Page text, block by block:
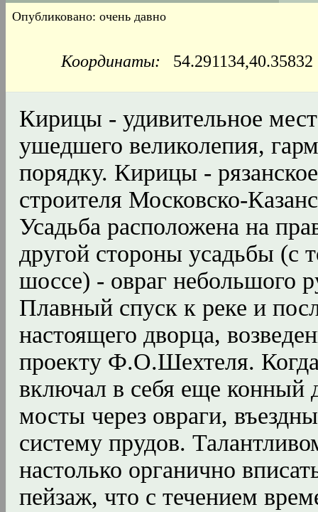
Опубликовано: очень давно
Координаты:
Кирицы - удивительное
ушедшего великолепия,
порядку. Кирицы -
строителя Московско-
Усадьба расположена на
другой стороны усадьбы (с
шоссе) - овраг небольшого
Плавный спуск к реке и
настоящего дворца,
проекту Ф.О.Шехтеля.
включал в себя еще конный
мосты через овраги,
систему прудов.
настолько органично
пейзаж, что с течением